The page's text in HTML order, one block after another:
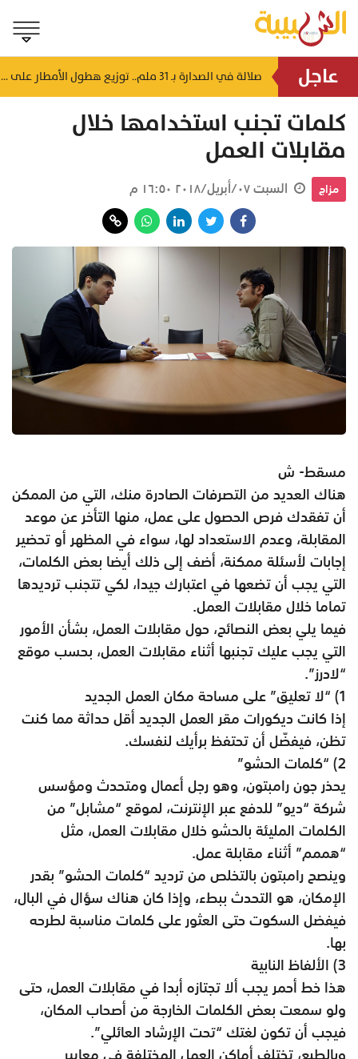
عاجل منذ ساعة صلالة في الصدارة بـ 31 ملم.. توزيع هطول الأمطار على ولايات السلطنة
كلمات تجنب استخدامها خلال
مقابلات العمل
مزاج السبت ٠٧/أبريل/٢٠١٨ ١٦:٥٠ م
مسقط- ش
هناك العديد من التصرفات الصادرة منك، التي من الممكن
أن تفقدك فرص الحصول على عمل، منها التأخر عن موعد
المقابلة، وعدم الاستعداد لها، سواء في المظهر أو تحضير
إجابات لأسئلة ممكنة، أضف إلى ذلك أيضا بعض الكلمات،
التي يجب أن تضعها في اعتبارك جيدا، لكي تتجنب ترديدها
تماما خلال مقابلات العمل.
فيما يلي بعض النصائح، حول مقابلات العمل، بشأن الأمور
التي يجب عليك تجنبها أثناء مقابلات العمل، بحسب موقع
“لادرز”.
1) “لا تعليق” على مساحة مكان العمل الجديد
إذا كانت ديكورات مقر العمل الجديد أقل حداثة مما كنت
تظن، فيفضّل أن تحتفظ برأيك لنفسك.
2) “كلمات الحشو”
يحذر جون رامبتون، وهو رجل أعمال ومتحدث ومؤسس
شركة “ديو” للدفع عبر الإنترنت، لموقع “مشابل” من
الكلمات المليئة بالحشو خلال مقابلات العمل، مثل
“هممم” أثناء مقابلة عمل.
وينصح رامبتون بالتخلص من ترديد “كلمات الحشو” بقدر
الإمكان، هو التحدث ببطء، وإذا كان هناك سؤال في البال،
فيفضل السكوت حتى العثور على كلمات مناسبة لطرحه
بها.
3) الألفاظ النابية
هذا خط أحمر يجب ألا تجتازه أبدا في مقابلات العمل، حتى
ولو سمعت بعض الكلمات الخارجة من أصحاب المكان،
فيجب أن تكون لغتك “تحت الإرشاد العائلي”.